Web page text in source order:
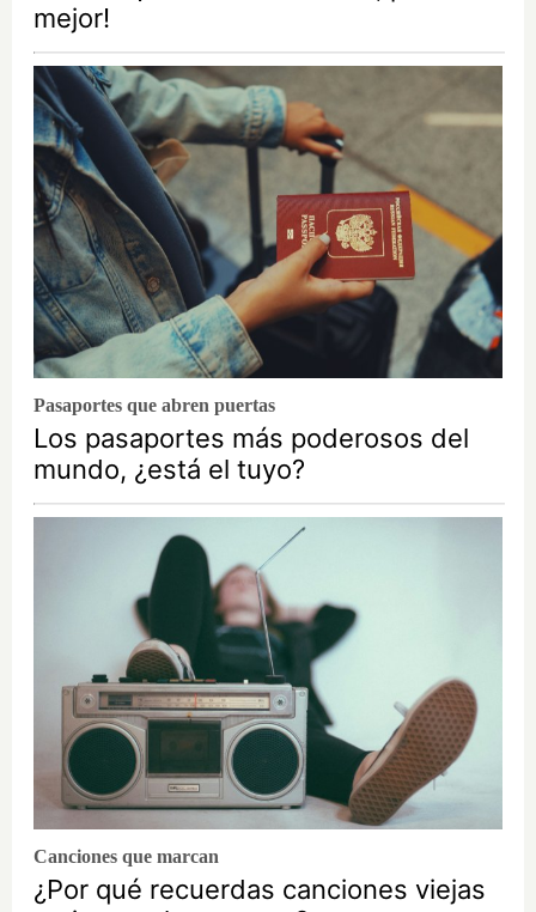
mejor!
Pasaportes que abren puertas
Los pasaportes más poderosos del
mundo, ¿está el tuyo?
Canciones que marcan
¿Por qué recuerdas canciones viejas